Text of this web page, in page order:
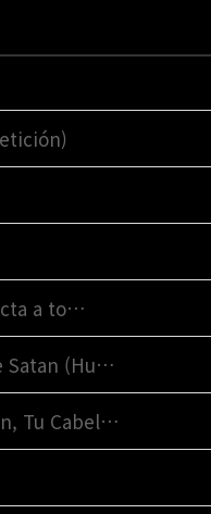
a to…
Satan (Hu…
Tu Cabel…